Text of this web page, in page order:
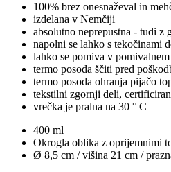
100% brez onesnaževal in
izdelana v Nemčiji
absolutno neprepustna - tudi z
napolni se lahko s tekočinami
lahko se pomiva v
termo posoda ščiti pred
termo posoda ohranja pijačo
tekstilni zgornji deli,
vrečka je pralna na 30 ° C
400 ml
Okrogla oblika z oprijemnimi
Ø 8,5 cm / višina 21 cm /